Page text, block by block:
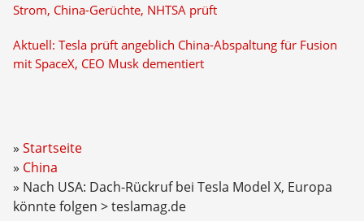
Strom, China-Gerüchte, NHTSA prüft
Aktuell: Tesla prüft angeblich China-Abspaltung für Fusion
mit SpaceX, CEO Musk dementiert
Startseite
China
Nach USA: Dach-Rückruf bei Tesla Model X, Europa
könnte folgen > teslamag.de